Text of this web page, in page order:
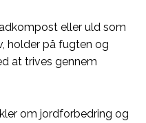
eller uld som
holder på fugten og
at trives gennem
om jordforbedring og